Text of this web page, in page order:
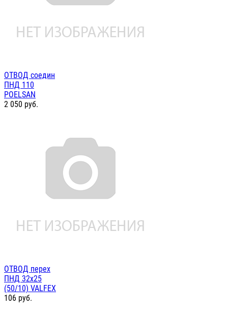
ОТВОД соедин
ПНД 110
POELSAN
2 050 руб.
ОТВОД перех
ПНД 32х25
(50/10) VALFEX
106 руб.